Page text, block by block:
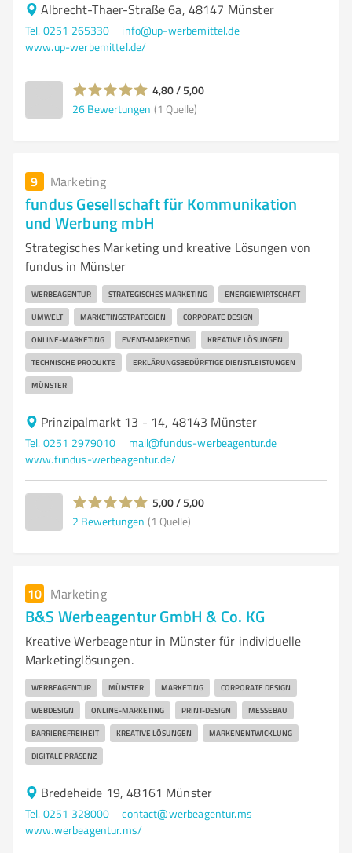
Albrecht-Thaer-Straße 6a, 48147 Münster
Tel. 0251 265330
info@up-werbemittel.de
www.up-werbemittel.de/
4,80 / 5,00
26 Bewertungen (1 Quelle)
9 Marketing
fundus Gesellschaft für Kommunikation
und Werbung mbH
Strategisches Marketing und kreative Lösungen von
fundus in Münster
WERBEAGENTUR STRATEGISCHES MARKETING ENERGIEWIRTSCHAFT
UMWELT MARKETINGSTRATEGIEN CORPORATE DESIGN
ONLINE-MARKETING EVENT-MARKETING KREATIVE LÖSUNGEN
TECHNISCHE PRODUKTE ERKLÄRUNGSBEDÜRFTIGE DIENSTLEISTUNGEN
MÜNSTER
Prinzipalmarkt 13 - 14, 48143 Münster
Tel. 0251 2979010
mail@fundus-werbeagentur.de
www.fundus-werbeagentur.de/
5,00 / 5,00
2 Bewertungen (1 Quelle)
10 Marketing
B&S Werbeagentur GmbH & Co. KG
Kreative Werbeagentur in Münster für individuelle
Marketinglösungen.
WERBEAGENTUR MÜNSTER MARKETING CORPORATE DESIGN
WEBDESIGN ONLINE-MARKETING PRINT-DESIGN MESSEBAU
BARRIEREFREIHEIT KREATIVE LÖSUNGEN MARKENENTWICKLUNG
DIGITALE PRÄSENZ
Bredeheide 19, 48161 Münster
Tel. 0251 328000
contact@werbeagentur.ms
www.werbeagentur.ms/